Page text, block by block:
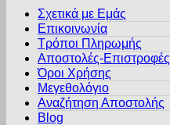
προϊόντος
επιλογές
μπορούν
επιλεγούν
σελίδα
Σχετικά με Εμάς
Επικοινωνία
Τρόποι Πληρωμής
Αποστολές-Επιστροφές
Όροι Χρήσης
Μεγεθολόγιο
Αναζήτηση Αποστολής
Blog